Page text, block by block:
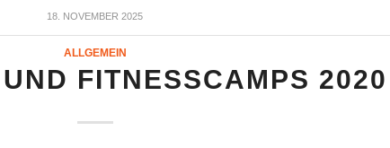
18. NOVEMBER 2025
ALLGEMEIN
FITNESSCAMPS 2020